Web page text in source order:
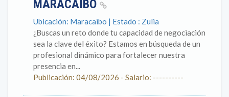
MARACAIBO
Ubicación: Maracaibo | Estado : Zulia
¿Buscas un reto donde tu capacidad de negociación
sea la clave del éxito? Estamos en búsqueda de un
profesional dinámico para fortalecer nuestra
presencia en...
Publicación: 04/08/2026 - Salario: ----------